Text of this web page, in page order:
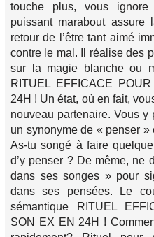
touche plus, vous
puissant marabout assure
retour de l’être tant aimé
contre le mal. Il réalise des
sur la magie blanche ou
RITUEL EFFICACE
24H ! Un état, où en fait,
nouveau partenaire. Vous
un synonyme de « penser
As-tu songé à faire
d’y penser ? De même, ne
dans ses songes » pour
dans ses pensées. Le
sémantique RITUEL
SON EX EN 24H !